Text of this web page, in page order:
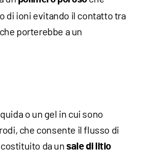
di ioni evitando il contatto tra
porterebbe a un
o un gel in cui sono
che consente il flusso di
da unsale di litio